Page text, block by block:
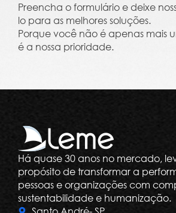
Preencha o formulário e deixe
lo para as melhores soluções.
Porque você não é apenas mais
é a nossa prioridade.
Há quase 30 anos no mercado,
propósito de transformar a
pessoas e organizações com
sustentabilidade e humanização.